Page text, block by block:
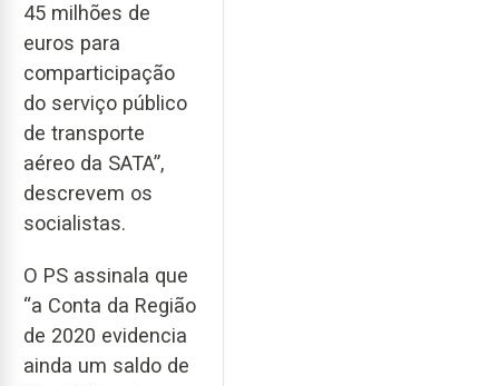
45 milhões de
euros para
comparticipação
do serviço público
de transporte
aéreo da SATA”,
descrevem os
socialistas.
O PS assinala que
“a Conta da Região
de 2020 evidencia
ainda um saldo de